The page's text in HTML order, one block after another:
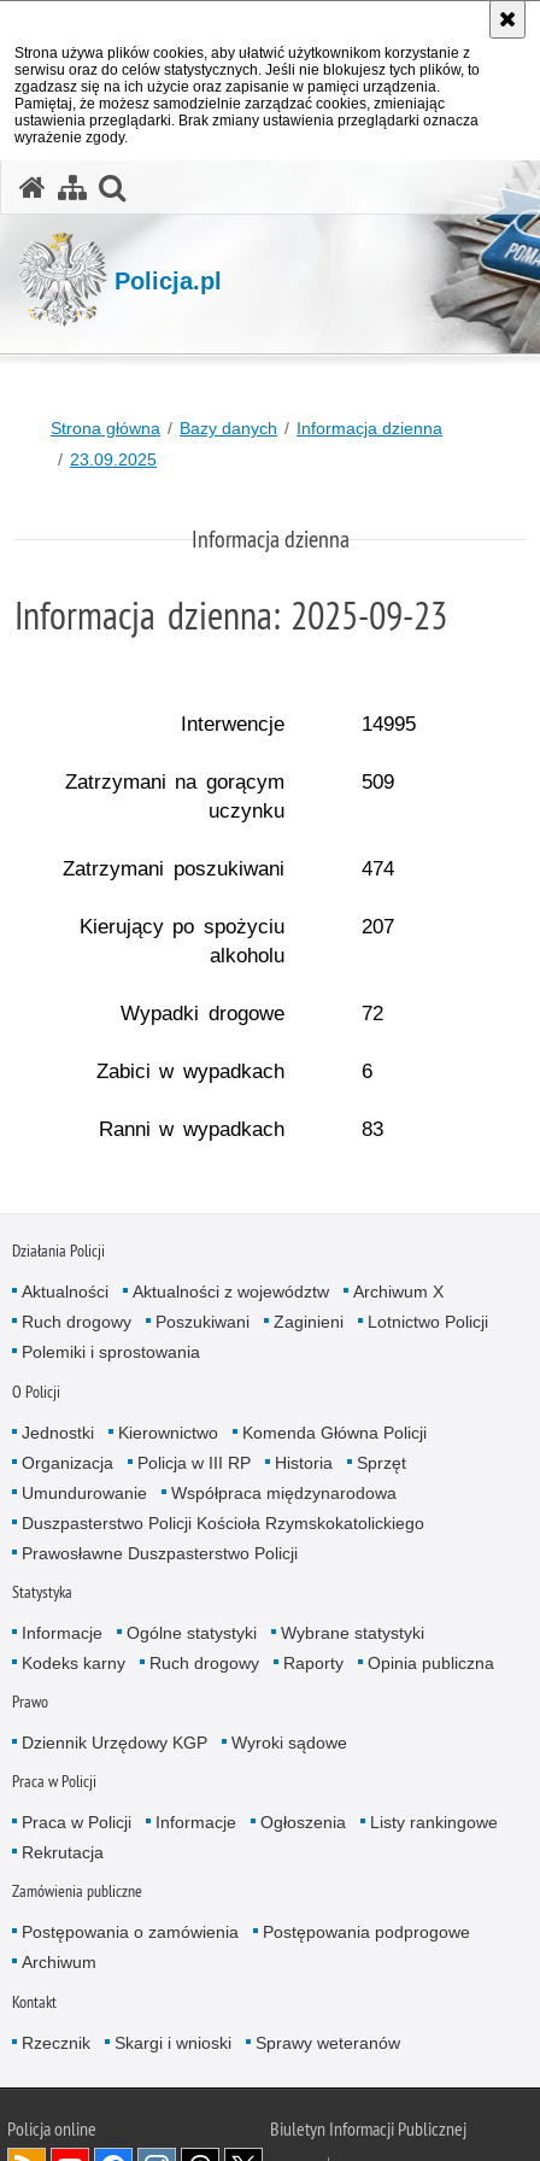
Strona używa plików cookies, aby ułatwić użytkownikom korzystanie z
serwisu oraz do celów statystycznych. Jeśli nie blokujesz tych plików, to
zgadzasz się na ich użycie oraz zapisanie w pamięci urządzenia.
Pamiętaj, że możesz samodzielnie zarządzać cookies, zmieniając
ustawienia przeglądarki. Brak zmiany ustawienia przeglądarki oznacza
wyrażenie zgody.
Policja.pl
Strona główna Bazy danych
Informacja dzienna
23.09.2025
Informacja dzienna
Informacja dzienna: 2025-09-23
Interwencje 14995
Zatrzymani na gorącym
uczynku
509
Zatrzymani poszukiwani 474
Kierujący po spożyciu
alkoholu
207
Wypadki drogowe 72
Zabici w wypadkach 6
Ranni w wypadkach 83
Działania Policji
Aktualności Aktualności z województw
Archiwum X
Ruch drogowy
Poszukiwani Zaginieni
Lotnictwo Policji
Polemiki i sprostowania
O Policji
Jednostki Kierownictwo
Komenda Główna Policji
Organizacja
Policja w III RP Historia
Sprzęt
Umundurowanie
Współpraca międzynarodowa
Duszpasterstwo Policji Kościoła Rzymskokatolickiego
Prawosławne Duszpasterstwo Policji
Statystyka
Informacje Ogólne statystyki
Wybrane statystyki
Kodeks karny
Ruch drogowy Raporty Opinia publiczna
Prawo
Dziennik Urzędowy KGP Wyroki sądowe
Praca w Policji
Praca w Policji Informacje Ogłoszenia
Listy rankingowe
Rekrutacja
Zamówienia publiczne
Postępowania o zamówienia
Postępowania podprogowe
Archiwum
Kontakt
Rzecznik Skargi i wnioski Sprawy weteranów
Policjaonline
Biuletyn Informacji Publicznej